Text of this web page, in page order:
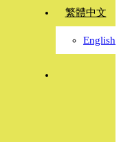
繁體中文
English